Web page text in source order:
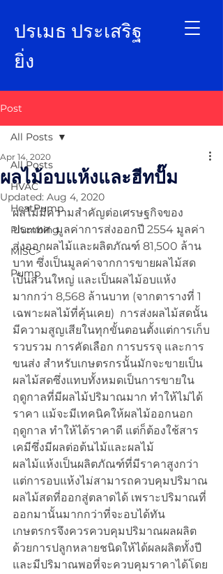
ปรเมธ ประเสริฐ
ยิ่ง
Post
All Posts
HVAC
HeatPump
Plumbing
MISC>
Pump
All Posts
ผลไม้อบแห้งและฮีทปั๊ม
Apr 14, 2020
Updated: Aug 4, 2020
ผลไม้มีความสำคัญต่อเศรษฐกิจของ
ประเทศ  มูลค่าการส่งออกปี 2554 มูลค่า
ส่งออกผลไม้และผลิตภัณฑ์ 81,500 ล้าน
บาท ซึ่งเป็นมูลค่าจากการขายผลไม้สด
เป็นส่วนใหญ่ และเป็นผลไม้อบแห้ง
มากกว่า 8,568 ล้านบาท (จากตารางที่ 1
เฉพาะผลไม้ที่คุ้นเคย)  การส่งผลไม้สดนั้น
มีความสูญเสียในทุกขั้นตอนตั้งแต่การเก็บ
รวบรวม การคัดเลือก การบรรจุ และการ
ขนส่ง สำหรับเกษตรกรนั้นมักจะขายเป็น
ผลไม้สดซึ่งแทบทั้งหมดเป็นการขายใน
ฤดูกาลที่มีผลไม้ปริมาณมาก ทำให้ไม่ได้
ราคา แม้จะมีเทคนิคให้ผลไม้ออกนอก
ฤดูกาล ทำให้ได้ราคาดี แต่ก็ต้องใช้สาร
เคมีซึ่งมีผลต่อต้นไม้และผลไม้
ผลไม้แห้งเป็นผลิตภัณฑ์ที่มีราคาสูงกว่า
แต่การอบแห้งไม่สามารถควบคุมปริมาณ
ผลไม้สดที่ออกสู่ตลาดได้ เพราะปริมาณที่
ออกมานั้นมากกว่าที่จะอบได้ทัน
เกษตรกรจึงควรควบคุมปริมาณผลผลิต
ด้วยการปลูกหลายชนิดให้ได้ผลผลิตทั้งปี
และมีปริมาณพอที่จะควบคุมราคาได้โดย